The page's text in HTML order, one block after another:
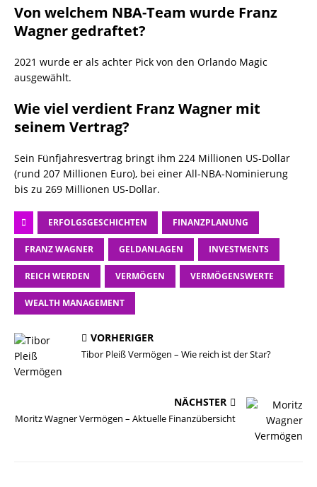
Von welchem NBA-Team wurde Franz
Wagner gedraftet?
2021 wurde er als achter Pick von den Orlando Magic
ausgewählt.
Wie viel verdient Franz Wagner mit
seinem Vertrag?
Sein Fünfjahresvertrag bringt ihm 224 Millionen US-Dollar
(rund 207 Millionen Euro), bei einer All-NBA-Nominierung
bis zu 269 Millionen US-Dollar.
ERFOLGSGESCHICHTEN FINANZPLANUNG
FRANZ WAGNER GELDANLAGEN INVESTMENTS
REICH WERDEN VERMÖGEN VERMÖGENSWERTE
WEALTH MANAGEMENT
VORHERIGER
Tibor Pleiß Vermögen – Wie reich ist der Star?
NÄCHSTER
Moritz Wagner Vermögen – Aktuelle Finanzübersicht